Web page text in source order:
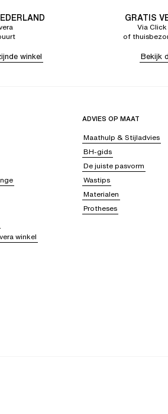
winkel
GRATIS
Via
of
Bekijk
winkel
ADVIES OP MAAT
Maathulp & Stijladvies
BH-gids
De juiste pasvorm
Wastips
Materialen
Protheses